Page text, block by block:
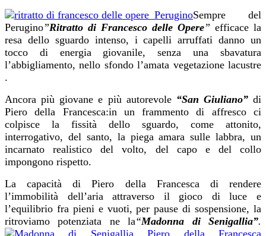
Sempre del
Perugino”Ritratto di Francesco delle Opere” efficace la
resa dello sguardo intenso, i capelli arruffati danno un
tocco di energia giovanile, senza una sbavatura
l’abbigliamento, nello sfondo l’amata vegetazione lacustre
.
Ancora più giovane e più autorevole“San Giuliano” di
Piero della Francesca:in
un frammento di affresco ci
colpisce la fissità dello sguardo, come attonito,
interrogativo, del santo, la piega amara sulle labbra, un
incarnato realistico del volto, del capo e del collo
impongono rispetto.
La capacità di
Piero della Francesca
di rendere
l’immobilità dell’aria attraverso il gioco di luce e
l’equilibrio fra pieni e vuoti, per pause di sospensione, la
ritroviamo potenziata ne
la“Madonna di Senigallia”.